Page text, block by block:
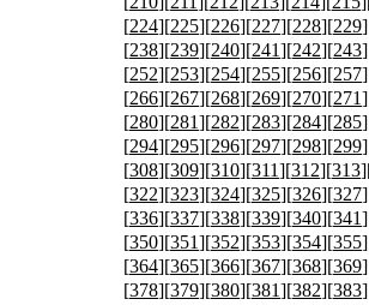
[224][225][226][227][228][229
[238][239][240][241][242][243
[252][253][254][255][256][257
[266][267][268][269][270][271
[280][281][282][283][284][285
[294][295][296][297][298][299
[308][309][310][311][312][313
[322][323][324][325][326][327
[336][337][338][339][340][341
[350][351][352][353][354][355
[364][365][366][367][368][369
[378][379][380][381][382][383